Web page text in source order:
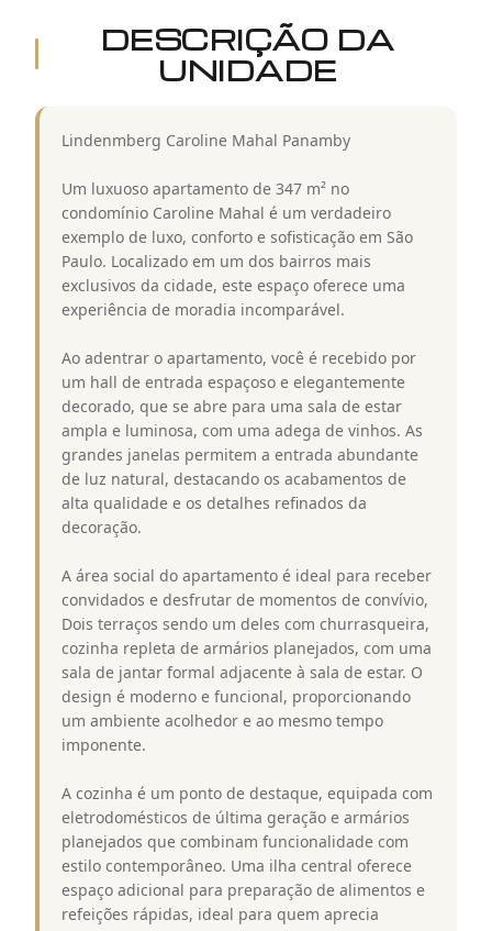
DESCRIÇÃO DA
UNIDADE
Lindenmberg Caroline Mahal Panamby
Um luxuoso apartamento de 347 m² no
condomínio Caroline Mahal é um verdadeiro
exemplo de luxo, conforto e sofisticação em São
Paulo. Localizado em um dos bairros mais
exclusivos da cidade, este espaço oferece uma
experiência de moradia incomparável.
Ao adentrar o apartamento, você é recebido por
um hall de entrada espaçoso e elegantemente
decorado, que se abre para uma sala de estar
ampla e luminosa, com uma adega de vinhos. As
grandes janelas permitem a entrada abundante
de luz natural, destacando os acabamentos de
alta qualidade e os detalhes refinados da
decoração.
A área social do apartamento é ideal para receber
convidados e desfrutar de momentos de convívio,
Dois terraços sendo um deles com churrasqueira,
cozinha repleta de armários planejados, com uma
sala de jantar formal adjacente à sala de estar. O
design é moderno e funcional, proporcionando
um ambiente acolhedor e ao mesmo tempo
imponente.
A cozinha é um ponto de destaque, equipada com
eletrodomésticos de última geração e armários
planejados que combinam funcionalidade com
estilo contemporâneo. Uma ilha central oferece
espaço adicional para preparação de alimentos e
refeições rápidas, ideal para quem aprecia